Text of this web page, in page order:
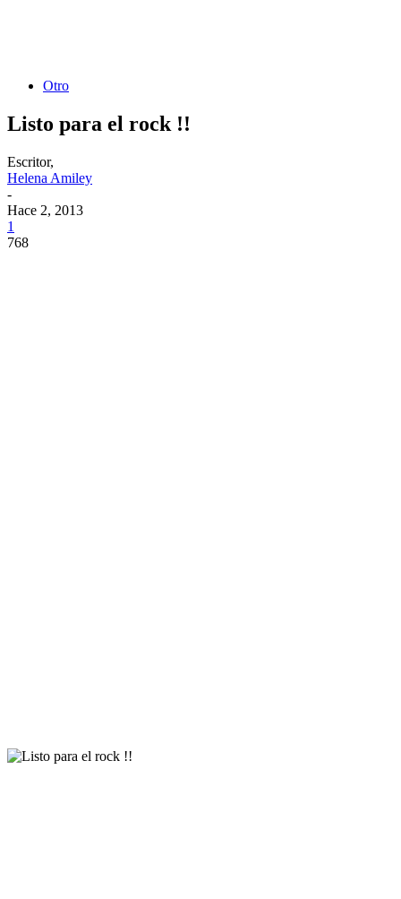
Otro
Listo para el rock !!
Escritor,
Helena Amiley
-
Hace 2, 2013
1
768